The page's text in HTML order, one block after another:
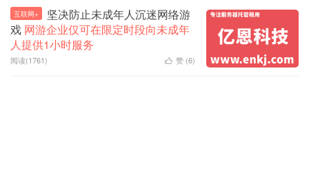
亿恩科技信息资讯门户
互联网+
坚决防止未成年人沉迷网络游
戏 网游企业仅可在限定时段向未成年
人提供1小时服务
阅读(1761)  赞 (6)